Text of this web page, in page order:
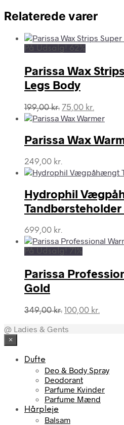
Relaterede varer
På Udsalg! 62%
Parissa Wax
Legs Body
199,00kr. Den
oprindelige
var:
199,00 kr..
75,00 kr.
aktuelle
er:
75,00
Parissa Wax
249,00 kr.
Hydrophil
Tandbørsteholder
699,00 kr.
På Udsalg! 71%
Parissa
Gold
349,00kr. Den
pris
100,00 kr.
@ Ladies & Gents
×
Dufte
Deo & Body Spray
Deodorant
Parfume Kvinder
Parfume Mænd
Hårpleje
Balsam